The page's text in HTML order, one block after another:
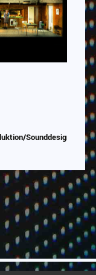
Sounddesign/
eingebettet
die
Google